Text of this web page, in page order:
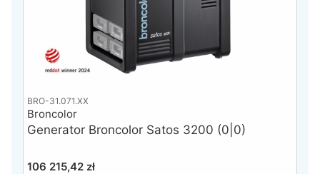
BRO-31.071.XX
Generator Broncolor Satos 3200 (0|0)
Broncolor
Cena
106 215,42 zł